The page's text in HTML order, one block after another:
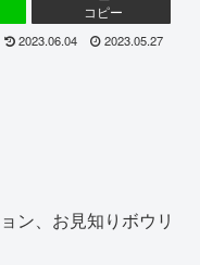
コピー
2023.06.04 2023.05.27
ン、お見知りボウリ